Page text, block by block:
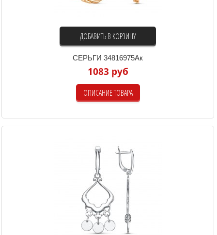
ДОБАВИТЬ В КОРЗИНУ
СЕРЬГИ 34816975Ак
1083 руб
ОПИСАНИЕ ТОВАРА